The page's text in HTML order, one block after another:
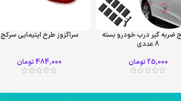
ضربه گیر درب خودرو بسته
8 عددی
25,000 تومان
سراگزوز طرح اپتیمایی سرکج
484,000تومان